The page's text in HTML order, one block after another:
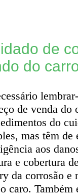
de
do
de venda do
do
mas têm de
aos
e cobertura
da corrosão e
caro.